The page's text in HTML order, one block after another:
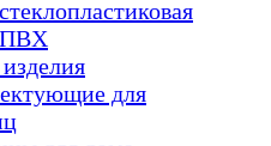
ПВХ
для